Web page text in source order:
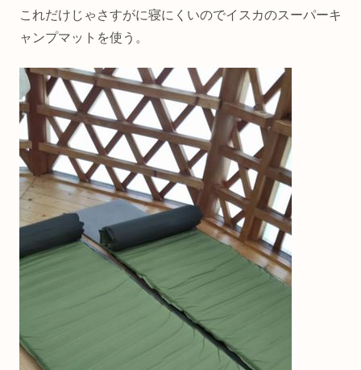
これだけじゃさすがに寝にくいのでイスカのスーパーキ
ャンプマットを使う。